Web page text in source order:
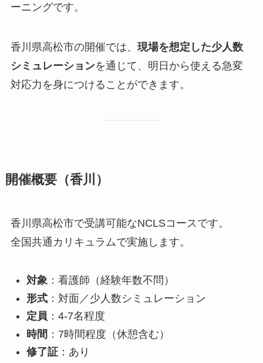
ーニングです。
香川県高松市の開催では、 現場を想定した少人数
シミュレーションを通じて、明日から使える急変
対応力を身につけることができます。
開催概要（香川）
香川県高松市で受講可能なNCLSコースです。
全国共通カリキュラムで実施します。
対象：看護師（経験年数不問）
形式：対面／少人数シミュレーション
定員 ：4-7名程度
時間 ：7時間程度（休憩含む）
修了証：あり